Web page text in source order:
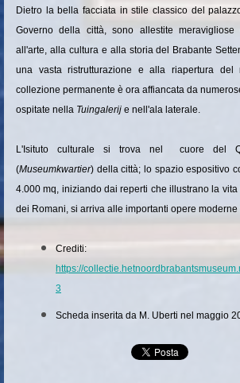
Dietro la bella facciata in stile classico del
Governo della città, sono allestite meravigliose
all'arte, alla cultura e alla storia del Brabante
una vasta ristrutturazione e alla riapertura
collezione permanente è ora affiancata da
ospitate nella Tuingalerij e nell'ala laterale.
L'Isituto culturale si trova nel cuore del
(Museumkwartier) della città; lo spazio espositivo
4.000 mq, iniziando dai reperti che illustrano la
dei Romani, si arriva alle importanti opere
Crediti:
https://
3
Scheda inserita da M. Uberti nel maggio